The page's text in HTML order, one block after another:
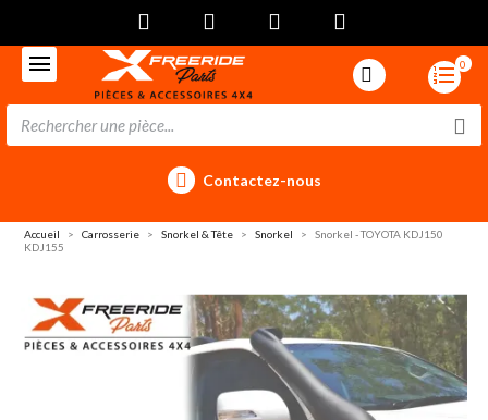
0
Contactez-nous
Accueil Carrosserie Snorkel & Tête Snorkel
Snorkel - TOYOTA KDJ150
KDJ155